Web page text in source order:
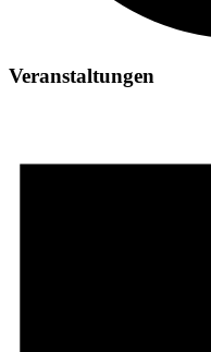
Veranstaltungen